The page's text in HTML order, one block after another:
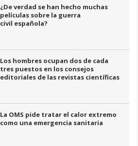
¿De verdad se han hecho muchas
películas sobre la guerra
civil española?
Los hombres ocupan dos de cada
tres puestos en los consejos
editoriales de las revistas científicas
La OMS pide tratar el calor extremo
como una emergencia sanitaria